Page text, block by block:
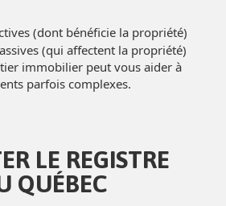
(dont bénéficie la propriété)
(qui affectent la propriété)
immobilier peut vous aider à
parfois complexes.
LE REGISTRE
QUÉBEC